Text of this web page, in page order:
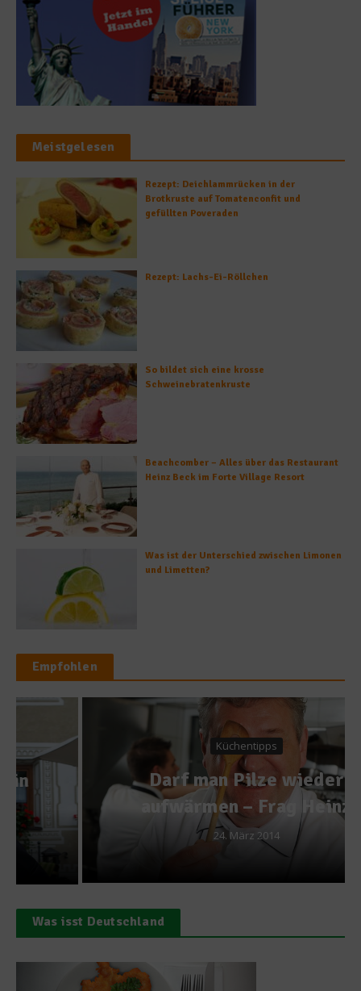
Meistgelesen
Rezept: Deichlammrücken in der
Brotkruste auf Tomatenconfit und
gefüllten Poveraden
Rezept: Lachs-Ei-Röllchen
So bildet sich eine krosse
Schweinebratenkruste
Beachcomber – Alles über das Restaurant
Heinz Beck im Forte Village Resort
Was ist der Unterschied zwischen Limonen
und Limetten?
Empfohlen
Küchentipps
Darf man Pilze wieder
aufwärmen – Frag Heinz
24. März 2014
Was isst Deutschland